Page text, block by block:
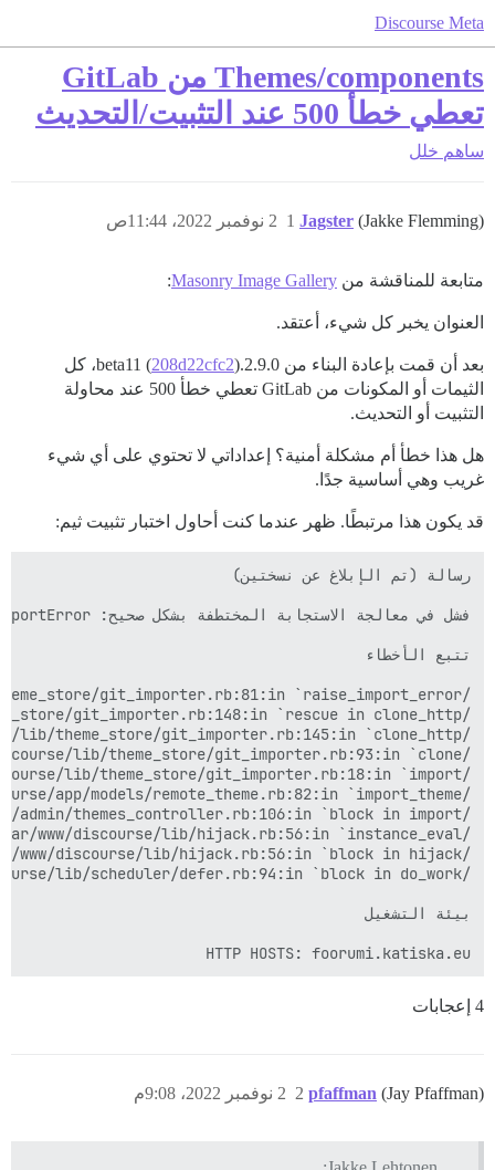
Discourse Meta
Themes/components من GitLab
تعطي خطأ 500 عند التثبيت/التحديث
ساهم خلل
Jagster (Jakke Flemming) 2 نوفمبر 2022، 11:44ص 1
متابعة للمناقشة من Masonry Image Gallery
:
العنوان يخبر كل شيء، أعتقد.
بعد أن قمت بإعادة البناء من 2.9.0.beta11 ( 208d22cfc2
)، كل
الثيمات أو المكونات من GitLab تعطي خطأ 500 عند محاولة
التثبيت أو التحديث.
هل هذا خطأ أم مشكلة أمنية؟ إعداداتي لا تحتوي على أي شيء
غريب وهي أساسية جدًا.
قد يكون هذا مرتبطًا. ظهر عندما كنت أحاول اختبار تثبيت ثيم:
HTTP HOSTS: foorumi.katiska.eu
4 إعجابات
pfaffman (Jay Pfaffman) 2 نوفمبر 2022، 9:08م 2